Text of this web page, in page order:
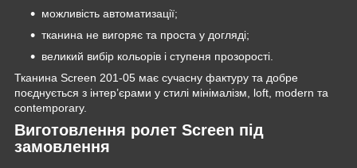
можливість автоматизації;
тканина не вигоряє та проста у догляді;
великий вибір кольорів і ступеня прозорості.
Тканина Screen 201-05 має сучасну фактуру та добре
поєднується з інтер’єрами у стилі мінімалізм, loft, modern та
contemporary.
Виготовлення ролет Screen під
замовлення